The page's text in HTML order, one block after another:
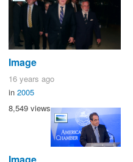
Image
16 years ago
in 2005
8,549 views